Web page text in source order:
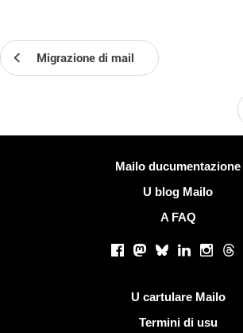
Migrazione di mail
Mailo ducumentazione
U blog Mailo
A FAQ
Facebook
Mastodon
BlueskyLinkedIn
U cartulare Mailo
Termini di usu